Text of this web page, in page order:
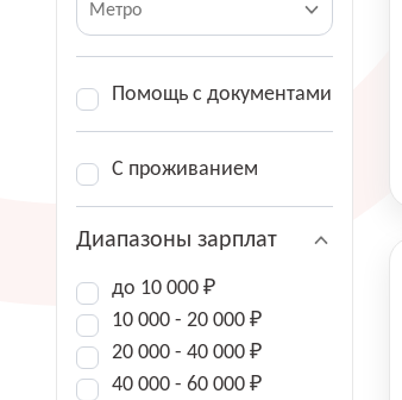
Метро
Помощь с документами
С проживанием
Диапазоны зарплат
до 10 000 ₽
10 000 - 20 000 ₽
20 000 - 40 000 ₽
40 000 - 60 000 ₽